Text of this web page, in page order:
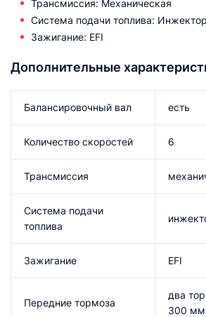
Трансмиссия: Механическая
Система подачи топлива:
Зажигание: EFI
Дополнительные
Балансировочный вал есть
Количество скоростей 6
Трансмиссия
Система подачи
топлива
Зажигание EFI
Передние тормоза
два
300 мм